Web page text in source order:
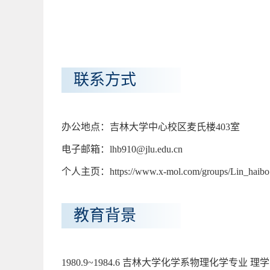
联系方式
办公地点：吉林大学中心校区麦氏楼403室
电子邮箱：lhb910@jlu.edu.cn
个人主页：https://www.x-mol.com/groups/Lin_haibo
教育背景
1980.9~1984.6 吉林大学化学系物理化学专业 理